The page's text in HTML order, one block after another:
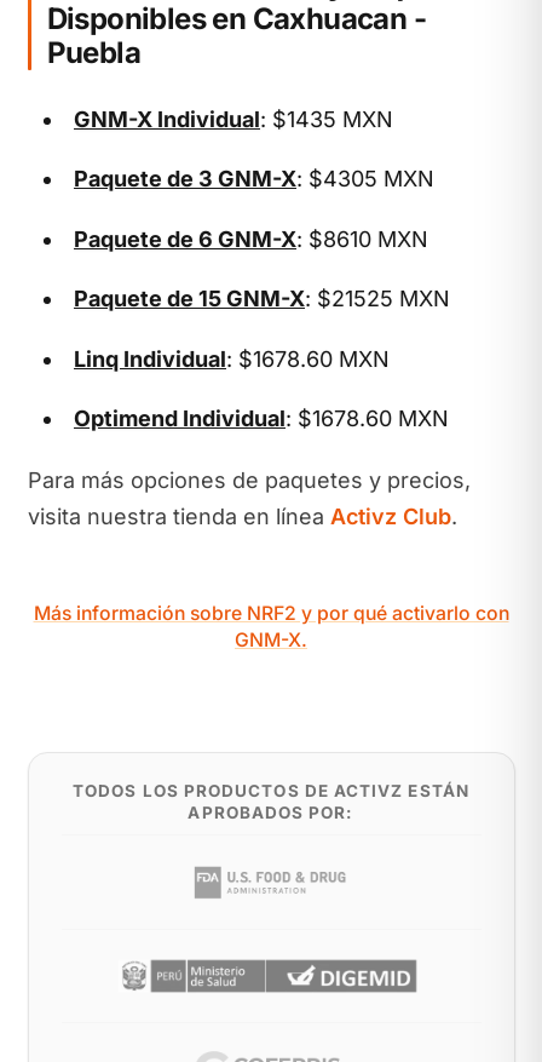
Disponibles en Caxhuacan -
Puebla
GNM-X Individual: $1435 MXN
Paquete de 3 GNM-X: $4305 MXN
Paquete de 6 GNM-X: $8610 MXN
Paquete de 15 GNM-X: $21525 MXN
Linq Individual: $1678.60 MXN
Optimend Individual: $1678.60 MXN
Para más opciones de paquetes y precios,
visita nuestra tienda en línea Activz Club.
Más información sobre NRF2 y por qué activarlo con
GNM-X.
TODOS LOS PRODUCTOS DE ACTIVZ ESTÁN
APROBADOS POR: